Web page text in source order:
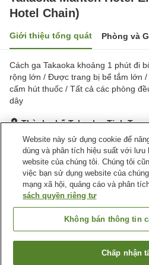
Hotel Chain)
Giới thiệu tổng quát Phòng và
Cách ga Takaoka khoảng 1 phút đi
rộng lớn / Được trang bị bể tắm lớn /
cấm hút thuốc / Tất cả các phòng
dây
Thành phố Takaoka, Tỉnh
Hiển thị trên bản đồ
Rất tốt Đánh giá:871lượt
Tiện nghi chỗ nghỉ
Xông hơi
Tỉnh Toyama
Takaoka Manten Hotel Ekimae (Manten
Tìm phòng
Website này sử dụng cookie để
dùng và phân tích hiệu suất với lưu
website của chúng tôi. Chúng tôi
việc bạn sử dụng website của
mạng xã hội, quảng cáo và phân
sách quyền riêng tư
Không bán thông tin
Chấp nhận